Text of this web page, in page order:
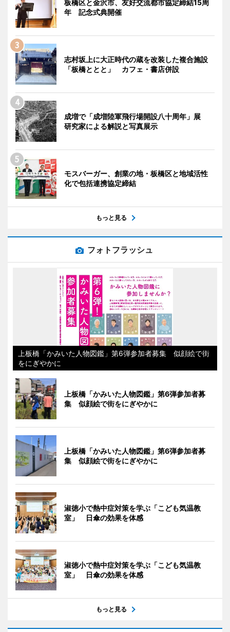
板橋区と金沢市、友好交流都市協定締結15周
年 記念式典開催
志村坂上に大正時代の蔵を改装した複合施設
「板橋ととと」 カフェ・書店併設
成増で「成増陸軍飛行場開設八十周年」展
研究家による解説と写真展示
モスバーガー、創業の地・板橋区と地域活性
化で包括連携協定締結
もっと見る
フォトフラッシュ
上板橋「かみいた人物図鑑」第6弾参加者募集 似顔絵で街
をにぎやかに
上板橋「かみいた人物図鑑」第6弾参加者募
集 似顔絵で街をにぎやかに
上板橋「かみいた人物図鑑」第6弾参加者募
集 似顔絵で街をにぎやかに
淑徳小で熱中症対策を学ぶ「こども気温教
室」 日傘の効果を体感
淑徳小で熱中症対策を学ぶ「こども気温教
室」 日傘の効果を体感
もっと見る